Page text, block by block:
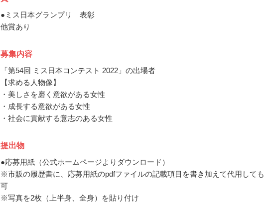
●ミス日本グランプリ 表彰
他賞あり
募集内容
「第54回 ミス日本コンテスト 2022」の出場者
【求める人物像】
・美しさを磨く意欲がある女性
・成長する意欲がある女性
・社会に貢献する意志のある女性
提出物
●応募用紙（公式ホームページよりダウンロード）
※市販の履歴書に、応募用紙のpdfファイルの記載項目を書き加えて代用しても
可
※写真を2枚（上半身、全身）を貼り付け